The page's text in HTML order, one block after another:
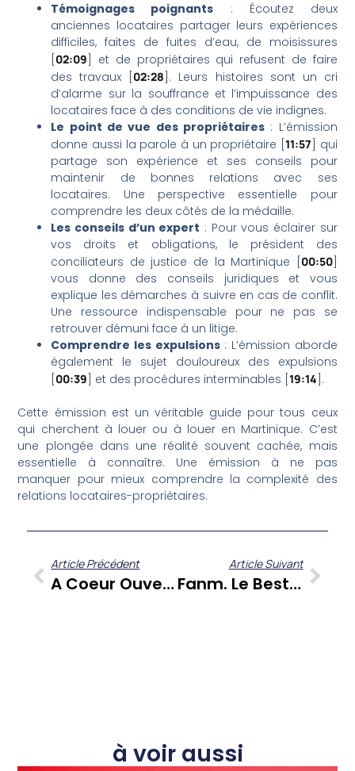
Témoignages poignants : Écoutez deux
anciennes locataires partager leurs expériences
difficiles, faites de fuites d’eau, de moisissures
02:09 ] et de propriétaires qui refusent de faire
des travaux [ 02:28 ]. Leurs histoires sont un cri
d’alarme sur la souffrance et l’impuissance des
locataires face à des conditions de vie indignes.
Le point de vue des propriétaires: L’émission
donne aussi la parole à un propriétaire [ 11:57 ] qui
partage son expérience et ses conseils pour
maintenir de bonnes relations avec ses
locataires. Une perspective essentielle pour
comprendre les deux côtés de la médaille.
Les conseils d’un expert : Pour vous éclairer sur
vos droits et obligations, le président des
conciliateurs de justice de la Martinique [ 00:50]
vous donne des conseils juridiques et vous
explique les démarches à suivre en cas de conflit.
Une ressource indispensable pour ne pas se
retrouver démuni face à un litige.
Comprendre les expulsions: L’émission aborde
également le sujet douloureux des expulsions
00:39 ] et des procédures interminables [19:14 ].
Cette émission est un véritable guide pour tous ceux
qui cherchent à louer ou à louer en Martinique. C’est
une plongée dans une réalité souvent cachée, mais
essentielle à connaître. Une émission à ne pas
manquer pour mieux comprendre la complexité des
relations locataires-propriétaires.
Article Précédent
A Coeur Ouvert – Avec Alain Joséphine
Article Suivant
Fanm. Le Best Of N°1
à voir aussi